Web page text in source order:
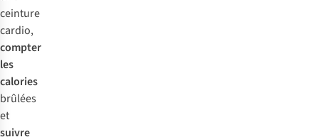
ceinture
cardio,
compter
les
calories
brûlées
et
suivre
ne
disposent
pas
d’un
écran.
C’est